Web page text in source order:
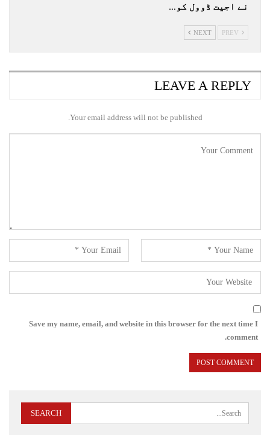
نے اجیت ڈوول کو…
NEXT
LEAVE A REPLY
Your email address will not be published.
Save my name, email, and website in this browser for the next time I
comment.